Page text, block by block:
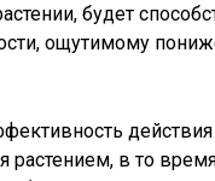
будет
ощутимому
растением, в то